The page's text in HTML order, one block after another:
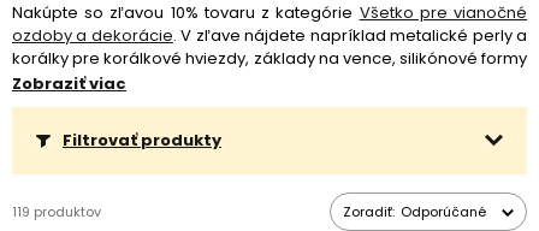
Nakúpte so zľavou 10% tovaru z kategórie Všetko pre vianočné
ozdoby a dekorácie. V zľave nájdete napríklad metalické perly a
korálky pre korálkové hviezdy, základy na vence, silikónové formy
na tvorbu sviečok, z krištáľovej živice alebo Jesmonite, drevené
výrezy s vianočnou tematikou aj papiere s motívmi a efektmi a
mnoho ďalšieho. S hotovým výrobkom sa potom môžete
do novembrovej výzvy, ktorej témou je práve tvorba vianočných
ozdôb a dekorácií, vyhrať môžete až 40 €. Inšpiráciu pre tvorenie
. Akcia platí od 7. 11. do 17.
11. 2024, tak neváhajte a nakúpte ešte dnes!
Zobraziť viac
Filtrovať produkty
119 produktov Zoradiť: Odporúčané